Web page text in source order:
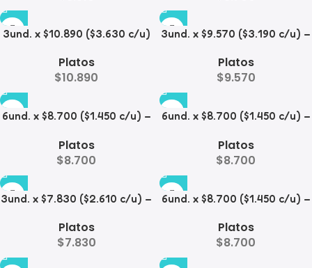
3und. x $10.890 ($3.630 c/u)
para Mascotas
Platos
$10.890
3und. x $9.570 ($3.190 c/u) –
Mascotas
Platos
$9.570
6und. x $8.700 ($1.450 c/u) –
Platos
$8.700
6und. x $8.700 ($1.450 c/u) –
Floral
Platos
$8.700
3und. x $7.830 ($2.610 c/u) –
Mascotas
Platos
$7.830
6und. x $8.700 ($1.450 c/u) –
Mascotas
Platos
$8.700